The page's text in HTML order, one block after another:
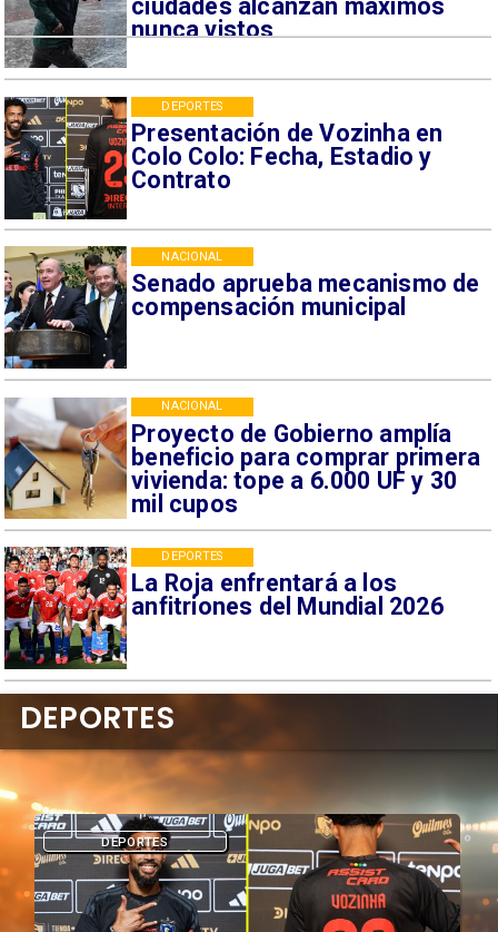
ciudades alcanzan máximos
nunca vistos
Presentación de Vozinha en
Colo Colo: Fecha, Estadio y
Contrato
DEPORTES
Senado aprueba mecanismo de
compensación municipal
NACIONAL
Proyecto de Gobierno amplía
beneficio para comprar primera
vivienda: tope a 6.000 UF y 30
mil cupos
NACIONAL
La Roja enfrentará a los
anfitriones del Mundial 2026
DEPORTES
DEPORTES
DEPORTES